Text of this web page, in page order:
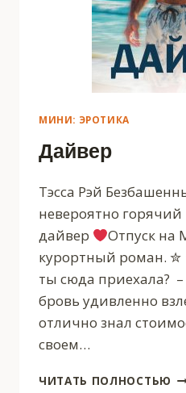
МИНИ: ЭРОТИКА
Дайвер
Тэсса Рэй
невероятно
дайвер ‍
‍Отпуск на
курортный роман. ✮
ты сюда приехала?
бровь удивленно
отлично знал
своем…
ЧИТАТЬ ПОЛНОСТЬЮ